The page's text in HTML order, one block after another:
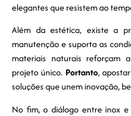
elegantes que resistem ao
Além da estética, existe a
manutenção e suporta as
materiais naturais reforçam
projeto único. Portanto,
soluções que unem inovação,
No fim, o diálogo entre inox